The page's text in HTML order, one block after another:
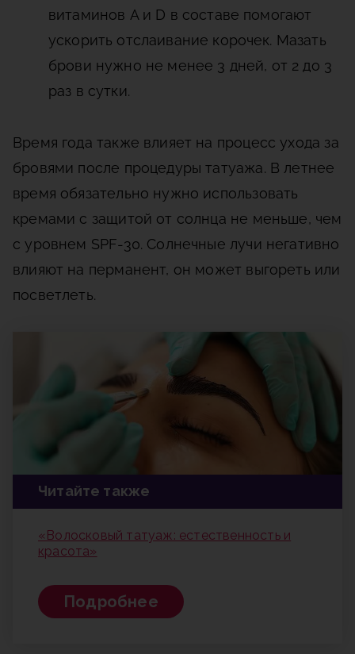
витаминов A и D в составе помогают
ускорить отслаивание корочек. Мазать
брови нужно не менее 3 дней, от 2 до 3
раз в сутки.
Время года также влияет на процесс ухода за
бровями после процедуры татуажа. В летнее
время обязательно нужно использовать
кремами с защитой от солнца не меньше, чем
с уровнем SPF-30. Солнечные лучи негативно
влияют на перманент, он может выгореть или
посветлеть.
Читайте также
«Волосковый татуаж: естественность и
красота»
Подробнее